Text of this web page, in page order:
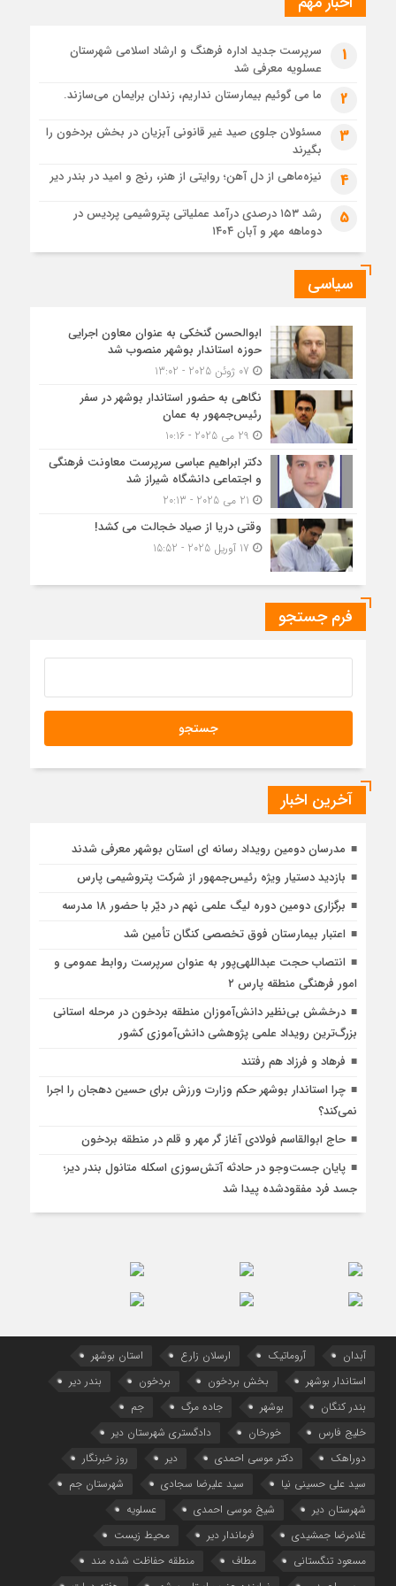
دادستان بوشهر: تسری منطقه آزاد به بافت شهری مرکز استان
1 ماه قبل
زابل و بندر دیر در فهرست داغ‌ترین نقاط جهان؛ جنوب و شرق ایران
زیر آتش تابستان
1
سرپرست جدید اداره فرهنگ و ارشاد اسلامی شهرستان
عسلویه معرفی شد
2 ما می گوئیم بیمارستان نداریم، زندان برایمان می‌سازند.
3
مسئولان جلوی صید غیر قانونی آبزیان در بخش بردخون را
بگیرند
4 نیزه‌ماهی از دل آهن؛ روایتی از هنر، رنج و امید در بندر دیر
5
رشد ۱۵۳ درصدی درآمد عملیاتی پتروشیمی پردیس در
دوماهه مهر و آبان ۱۴۰۴
سیاسی
ابوالحسن گنخکی به عنوان معاون اجرایی
حوزه استاندار بوشهر منصوب شد
نگاهی به حضور استاندار بوشهر در سفر
رئیس‌جمهور به عمان
دکتر ابراهیم عباسی سرپرست معاونت فرهنگی
و اجتماعی دانشگاه شیراز شد
وقتی دریا از صیاد خجالت می کشد!
فرم جستجو
آخرین اخبار
مدرسان دومین رویداد رسانه ای استان بوشهر معرفی شدند
بازدید دستیار ویژه رئیس‌جمهور از شرکت پتروشیمی پارس
برگزاری دومین دوره لیگ علمی نهم در دیّر با حضور ۱۸ مدرسه
اعتبار بیمارستان فوق تخصصی کنگان تأمین شد
انتصاب حجت عبداللهی‌پور به عنوان سرپرست روابط عمومی و
امور فرهنگی منطقه پارس ۲
درخشش بی‌نظیر دانش‌آموزان منطقه بردخون در مرحله استانی
بزرگ‌ترین رویداد علمی پژوهشی دانش‌آموزی کشور
فرهاد و فرزاد هم رفتند
چرا استاندار بوشهر حکم وزارت ورزش برای حسین دهجان را اجرا
نمی‌کند؟
حاج ابوالقاسم فولادی آغاز گر مهر و قلم در منطقه بردخون
پایان جست‌وجو در حادثه آتش‌سوزی اسکله متانول بندر دیر؛
جسد فرد مفقودشده پیدا شد
آبدان آروماتیک ارسلان زارع
استان بوشهر
استاندار بوشهر
بخش بردخون بردخون
بندر دیر
بندر کنگان
بوشهر جاده مرگ
جم
خلیج فارس
خورخان
دادگستری شهرستان دیر
دوراهک
دکتر موسی احمدی دیر
روز خبرنگار
سید علی حسینی نیا
سید علیرضا سجادی
شهرستان جم
شهرستان دیر
شیخ موسی احمدی
عسلویه
غلامرضا جمشیدی
فرماندار دیر
محیط زیست
مسعود تنگستانی
مطاف
منطقه حفاظت شده مند